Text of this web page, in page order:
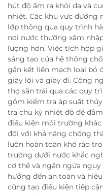
hút độ ẩm ra khỏi da và
nhiệt. Các khu vực đường
lớp thông qua quy trình
nơi nước thường xâm
lượng hơn. Việc tích hợp
sáng tạo của hệ thống
gắn kết liền mạch loại bỏ
giày lội và giày đi. Công
thợ săn trải qua các quy
gồm kiểm tra áp suất
tra chu kỳ nhiệt độ để
điều kiện môi trường khác
đối với khả năng chống
luôn hoàn toàn khô ráo
trường dưới nước khắc
cơ thể và ngăn ngừa
hưởng đến an toàn và
cũng tạo điều kiện tiếp